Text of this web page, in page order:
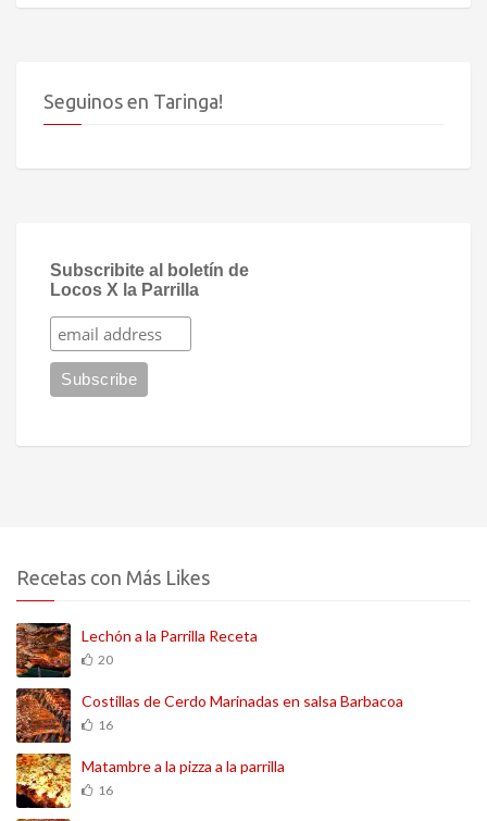
Seguinos en Taringa!
Subscribite al boletín de
Locos X la Parrilla
Recetas con Más Likes
Lechón a la Parrilla Receta
20
Costillas de Cerdo Marinadas en salsa Barbacoa
16
Matambre a la pizza a la parrilla
16